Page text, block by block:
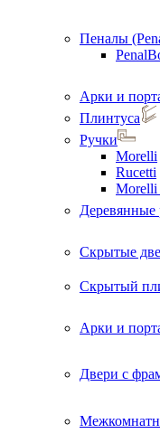
Пеналы
Арки и
Плинтуса
Ручки
Morelli
Rucetti
Деревянные
Скрытые
Скрытый
Арки и
Двери с